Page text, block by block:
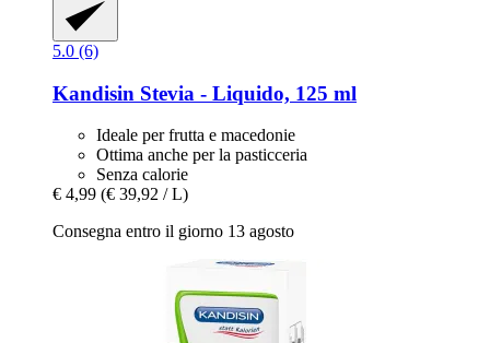
5.0 (6)
Kandisin Stevia -​ Liquido, 125 ml
Ideale per frutta e macedonie
Ottima anche per la pasticceria
Senza calorie
€ 4,99 (€ 39,92 / L)
Consegna entro il giorno 13 agosto